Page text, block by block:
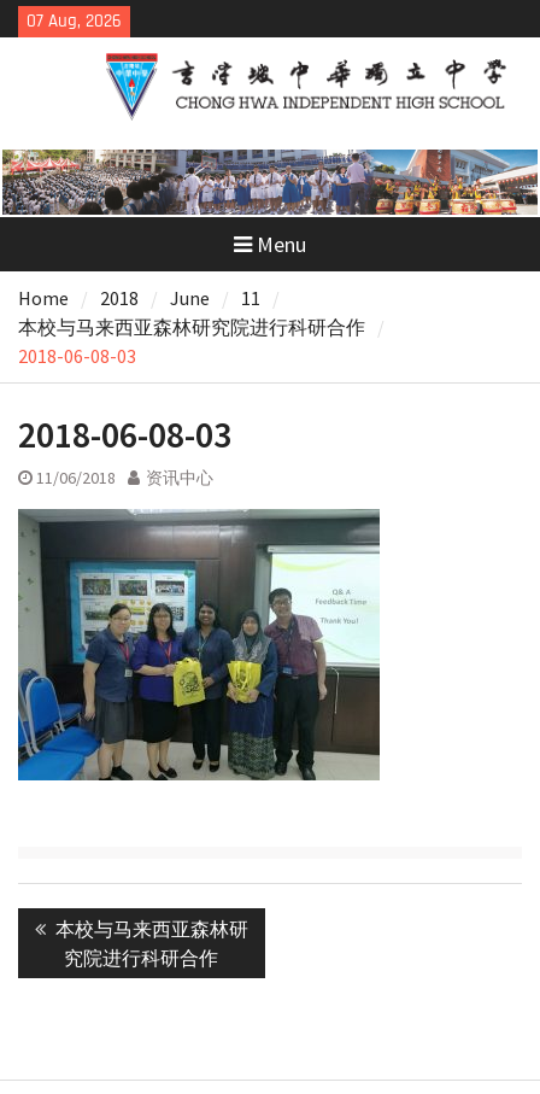
Skip
to
07 Aug, 2026
Menu
Home 2018 June
11
本校与马来西亚森林研究院进行科研合作
2018-06-08-03
2018-06-08-03
11/06/2018 资讯中心
navigation
Previous
post:
本校与马来西亚森林研
究院进行科研合作